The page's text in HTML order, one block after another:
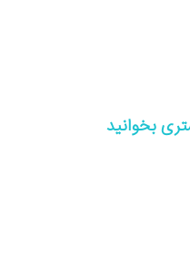
بخوانید